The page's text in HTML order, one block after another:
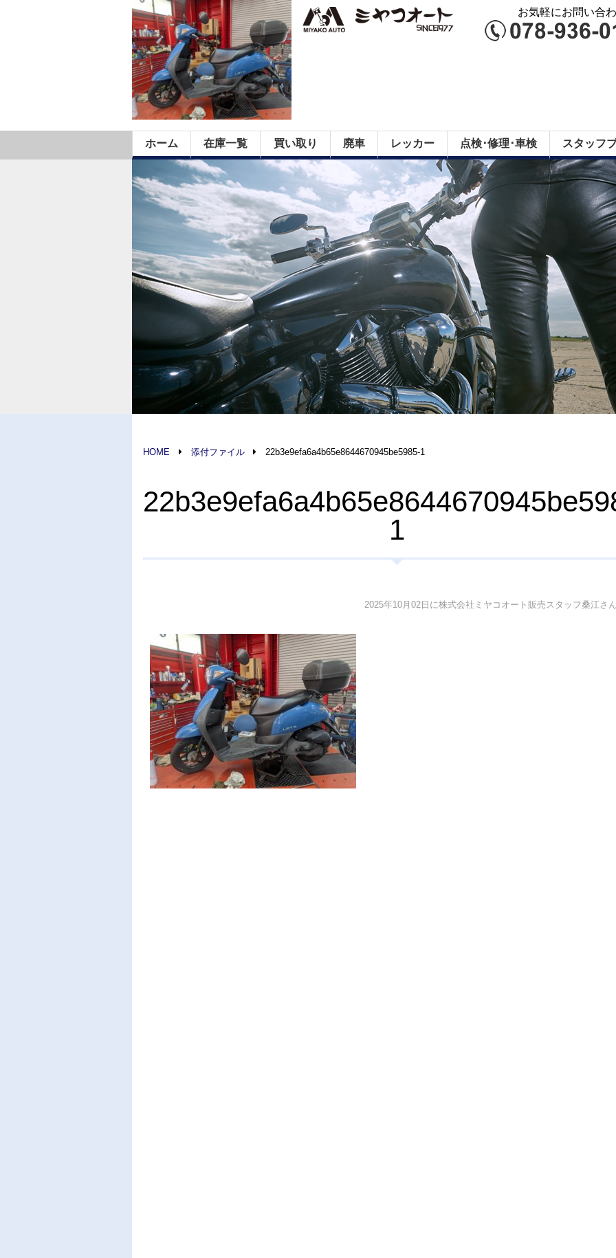
お気軽にお問い合
ホーム 在庫一覧 買い取り 廃車 レッカー 点検･修理･車検 スタッフ
HOME 添付ファイル 22b3e9efa6a4b65e8644670945be5985-1
1
2025年10月02日に株式会社ミヤコオート販売スタッフ桑江さ